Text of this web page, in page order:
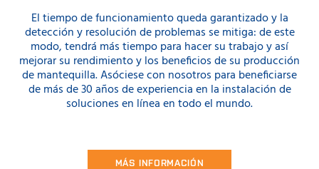
El tiempo de funcionamiento queda garantizado y la
detección y resolución de problemas se mitiga: de este
modo, tendrá más tiempo para hacer su trabajo y así
mejorar su rendimiento y los beneficios de su producción
de mantequilla. Asóciese con nosotros para beneficiarse
de más de 30 años de experiencia en la instalación de
soluciones en línea en todo el mundo.
MÁS INFORMACIÓN